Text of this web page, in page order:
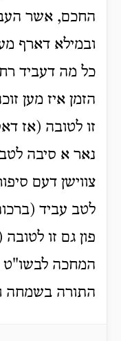
החכם, אשר
ובמילא דארף
כל מה דעביד
הזמן איז מען
זו לטובה (אז
נאר א סיבה
צווישן דעם
לטב עביד
פון גם זו
המחכה לבשו"ט
התורה בשמחה